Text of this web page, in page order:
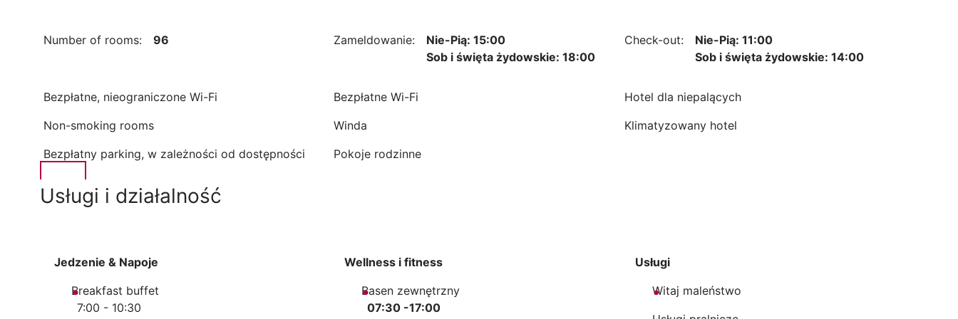
Number of rooms: 96 Zameldowanie:
Nie-Pią: 15:00
Sob i święta żydowskie: 18:00
Check-out:
Nie-Pią: 11:00
Sob i święta żydowskie: 14:00
Bezpłatne, nieograniczone Wi-Fi Bezpłatne Wi-Fi
Hotel dla niepalących
Non-smoking rooms
Winda
Klimatyzowany hotel
Bezpłatny parking, w zależności od dostępności
Pokoje rodzinne
Usługi i działalność
Jedzenie & Napoje
Breakfast buffet
7:00 - 10:30
Wellness i fitness
Basen zewnętrzny
07:30 -17:00
Usługi
Witaj maleństwo